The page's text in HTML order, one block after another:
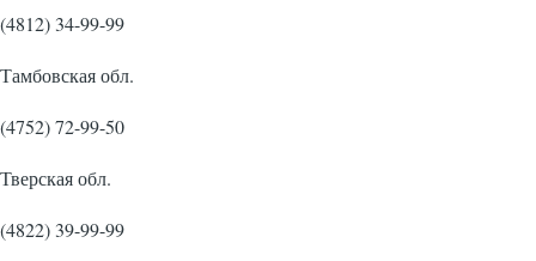
(4812) 34-99-99
Тамбовская обл.
(4752) 72-99-50
Тверская обл.
(4822) 39-99-99